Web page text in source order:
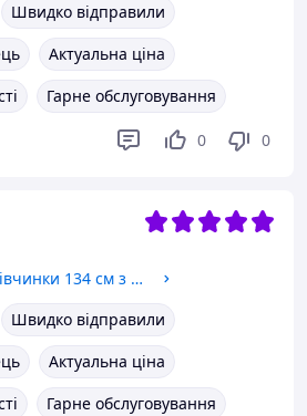
Швидко відправили
Актуальна ціна
Гарне обслуговування
0 0
Куртка бомбер для дівчинки 134 см з хутряними рукавами стильна демісезонна куртка Zuzie
Швидко відправили
Актуальна ціна
Гарне обслуговування